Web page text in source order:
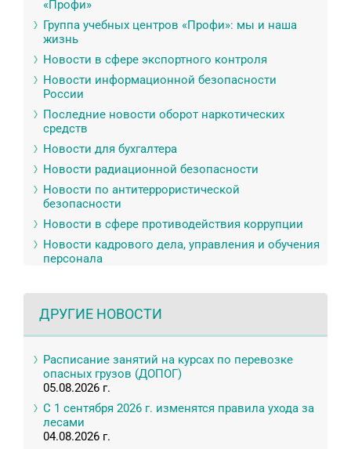
«Профи»
Группа учебных центров «Профи»: мы и наша
жизнь
Новости в сфере экспортного контроля
Новости информационной безопасности
России
Последние новости оборот наркотических
средств
Новости для бухгалтера
Новости радиационной безопасности
Новости по антитеррористической
безопасности
Новости в сфере противодействия коррупции
Новости кадрового дела, управления и обучения
персонала
ДРУГИЕ НОВОСТИ
Расписание занятий на курсах по перевозке
опасных грузов (ДОПОГ)
05.08.2026 г.
С 1 сентября 2026 г. изменятся правила ухода за
лесами
04.08.2026 г.